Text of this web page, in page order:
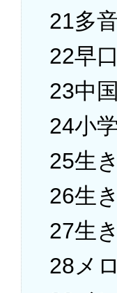
21多
22早
23中
24小
25生
26生
27生
28メ